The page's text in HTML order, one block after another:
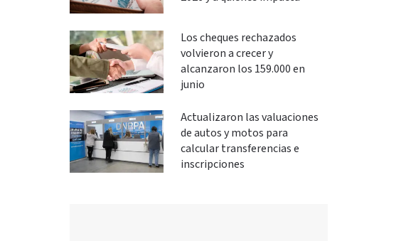
Los cheques rechazados
volvieron a crecer y
alcanzaron los 159.000 en
junio
Actualizaron las valuaciones
de autos y motos para
calcular transferencias e
inscripciones